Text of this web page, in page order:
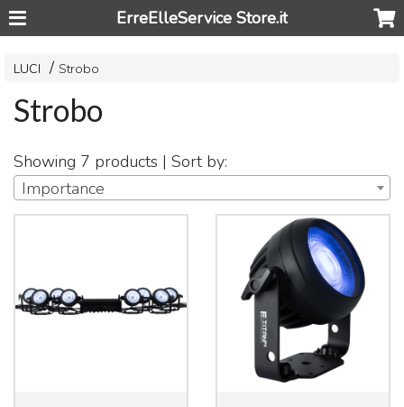
ErreElleService Store.it
LUCI Strobo
Strobo
Showing 7 products | Sort by:
Importance